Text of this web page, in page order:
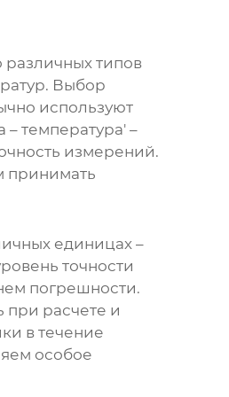
различных типов
Выбор
используют
– температура' –
измерений.
принимать
единицах –
точности
погрешности.
расчете и
в течение
особое